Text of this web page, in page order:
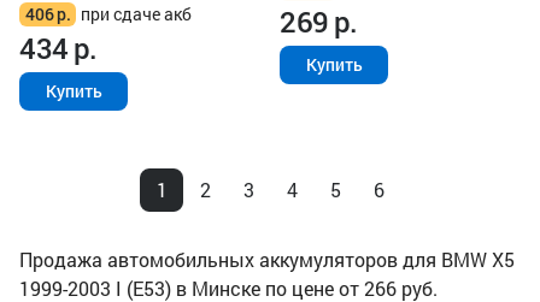
406р. при сдаче акб
434р.
Купить
269р.
Купить
1 2 3 4 5 6
Продажа автомобильных аккумуляторов для BMW X5
1999-2003 I (E53) в Минске по цене от 266 руб.